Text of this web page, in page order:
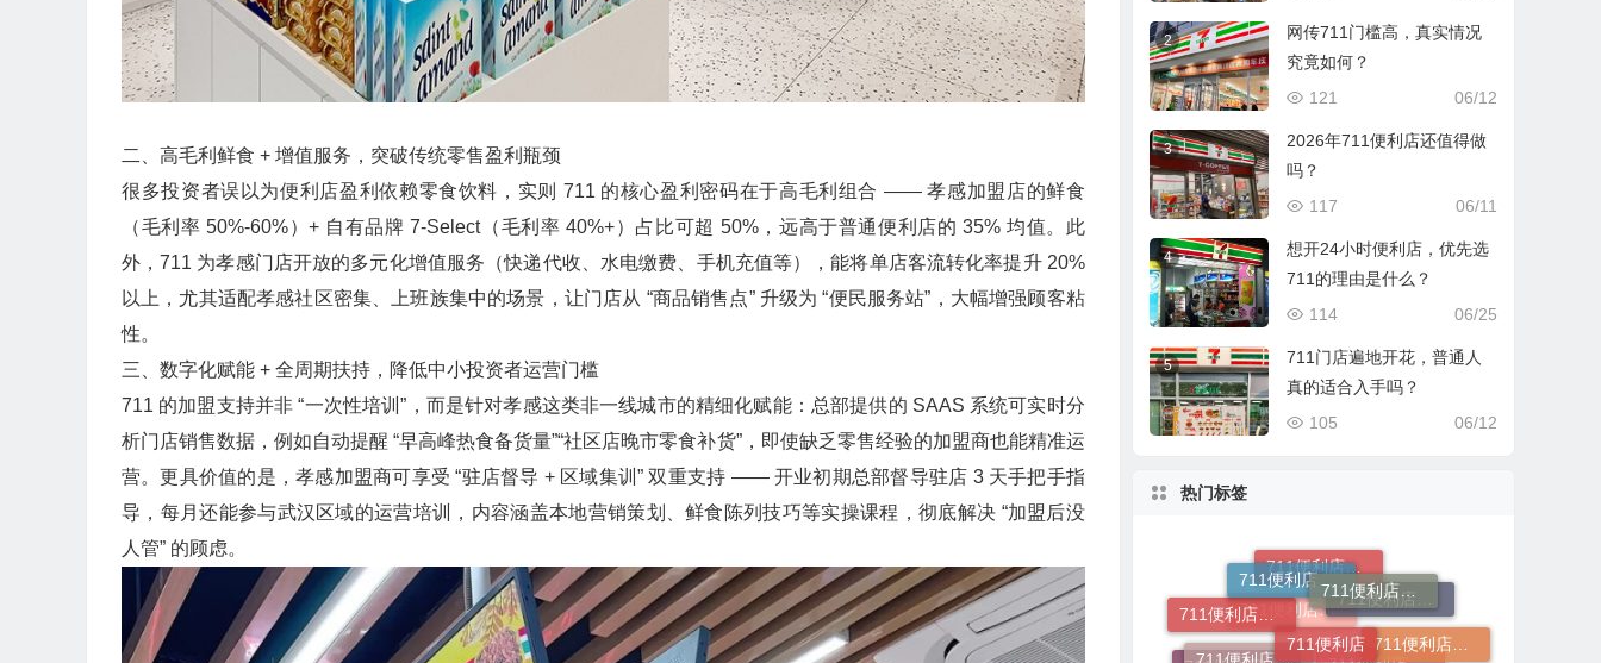
二、高毛利鲜食 + 增值服务，突破传统零售盈利瓶颈​
很多投资者误以为便利店盈利依赖零食饮料，实则 711 的核心盈利密码在于高毛利组合 —— 孝感加盟店的鲜食
（毛利率 50%-60%）+ 自有品牌 7-Select（毛利率 40%+）占比可超 50%，远高于普通便利店的 35% 均值。此
外，711 为孝感门店开放的多元化增值服务（快递代收、水电缴费、手机充值等），能将单店客流转化率提升 20%
以上，尤其适配孝感社区密集、上班族集中的场景，让门店从 “商品销售点” 升级为 “便民服务站”，大幅增强顾客粘
性。​
三、数字化赋能 + 全周期扶持，降低中小投资者运营门槛​
711 的加盟支持并非 “一次性培训”，而是针对孝感这类非一线城市的精细化赋能：总部提供的 SAAS 系统可实时分
析门店销售数据，例如自动提醒 “早高峰热食备货量”“社区店晚市零食补货”，即使缺乏零售经验的加盟商也能精准运
营。更具价值的是，孝感加盟商可享受 “驻店督导 + 区域集训” 双重支持 —— 开业初期总部督导驻店 3 天手把手指
导，每月还能参与武汉区域的运营培训，内容涵盖本地营销策划、鲜食陈列技巧等实操课程，彻底解决 “加盟后没
人管” 的顾虑。​
2
网传711门槛高，真实情况
究竟如何？
06/12
121
3
2026年711便利店还值得做
吗？
06/11
117
4
想开24小时便利店，优先选
711的理由是什么？
06/25
114
5
711门店遍地开花，普通人
真的适合入手吗？
06/12
105
热门标签
711便利店加盟费用
711便利店加盟条件有哪些
711便利店投资金额 711便利店加盟咨询
711便利店加盟
711便利店
711便利店加盟电话
711便利店加盟费用明细